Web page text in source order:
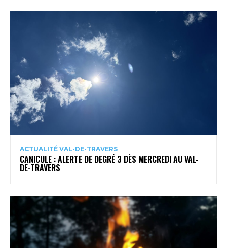
ACTUALITÉ VAL-DE-TRAVERS
CANICULE : ALERTE DE DEGRÉ 3 DÈS MERCREDI AU VAL-
DE-TRAVERS